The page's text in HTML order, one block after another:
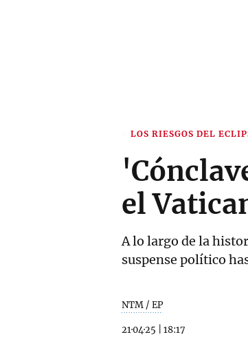
LOS RIESGOS DEL
el
A lo largo de la
suspense político
NTM / EP
21·04·25 18:17